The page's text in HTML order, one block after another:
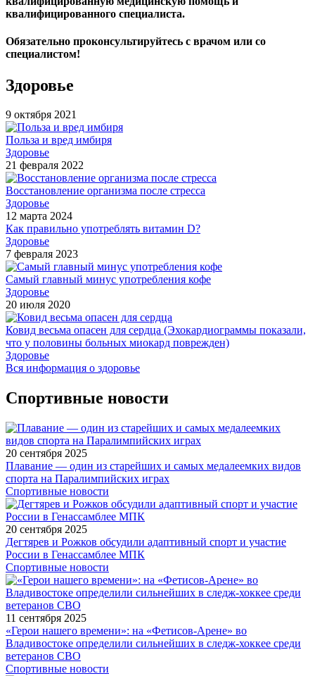
квалифицированного специалиста.
Обязательно проконсультируйтесь с врачом или со
специалистом!
Здоровье
9 октября 2021
Польза и вред имбиря
Здоровье
21 февраля 2022
Восстановление организма после стресса
Здоровье
12 марта 2024
Как правильно употреблять витамин D?
Здоровье
7 февраля 2023
Самый главный минус употребления кофе
Здоровье
20 июля 2020
Ковид весьма опасен для сердца (Эхокардиограммы показали,
что у половины больных миокард поврежден)
Здоровье
Вся информация о здоровье
Спортивные новости
20 сентября 2025
Плавание — один из старейших и самых медалеемких видов
спорта на Паралимпийских играх
Спортивные новости
20 сентября 2025
Дегтярев и Рожков обсудили адаптивный спорт и участие
России в Генассамблее МПК
Спортивные новости
11 сентября 2025
«Герои нашего времени»: на «Фетисов-Арене» во
Владивостоке определили сильнейших в следж-хоккее среди
ветеранов СВО
Спортивные новости